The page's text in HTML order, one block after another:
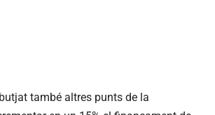
també altres punts de la